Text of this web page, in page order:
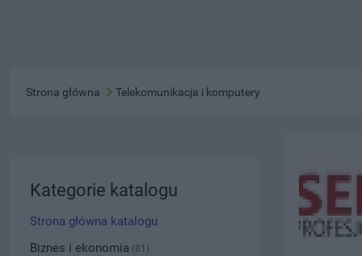
Strona główna Telekomunikacja i komputery
Kategorie katalogu
Strona główna katalogu
Biznes i ekonomia (81)